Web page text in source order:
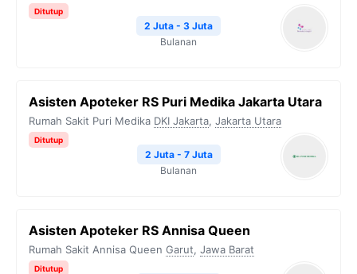
Ditutup
2 Juta - 3 Juta
Bulanan
Asisten Apoteker RS Puri Medika Jakarta Utara
Rumah Sakit Puri Medika DKI Jakarta, Jakarta Utara
Ditutup
2 Juta - 7 Juta
Bulanan
Asisten Apoteker RS Annisa Queen
Rumah Sakit Annisa Queen Garut, Jawa Barat
Ditutup